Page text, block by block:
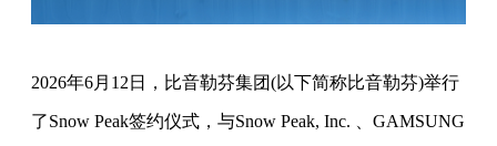
2026年6月12日，比音勒芬集团(以下简称比音勒芬)举行
了Snow Peak签约仪式，与Snow Peak, Inc. 、GAMSUNG